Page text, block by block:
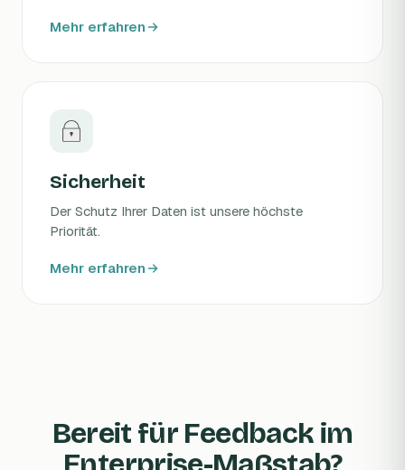
Mehr erfahren
Sicherheit
Der Schutz Ihrer Daten ist unsere höchste
Priorität.
Mehr erfahren
Bereit für Feedback im